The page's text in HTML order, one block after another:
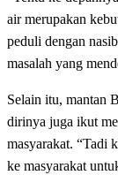
air merupakan
peduli dengan
masalah yang
Selain itu, mantan
dirinya juga ikut
masyarakat. “Tadi
ke masyarakat